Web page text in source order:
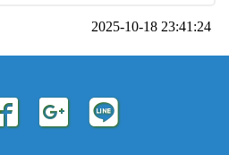
2025-10-18 23:41:24